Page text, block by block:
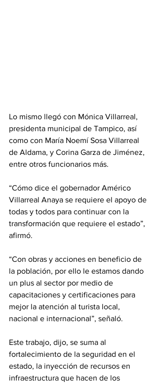
Lo mismo llegó con Mónica Villarreal,
presidenta municipal de Tampico, así
como con María Noemí Sosa Villarreal
de Aldama, y Corina Garza de Jiménez,
entre otros funcionarios más.
“Cómo dice el gobernador Américo
Villarreal Anaya se requiere el apoyo de
todas y todos para continuar con la
transformación que requiere el estado”,
afirmó.
“Con obras y acciones en beneficio de
la población, por ello le estamos dando
un plus al sector por medio de
capacitaciones y certificaciones para
mejor la atención al turista local,
nacional e internacional”, señaló.
Este trabajo, dijo, se suma al
fortalecimiento de la seguridad en el
estado, la inyección de recursos en
infraestructura que hacen de los